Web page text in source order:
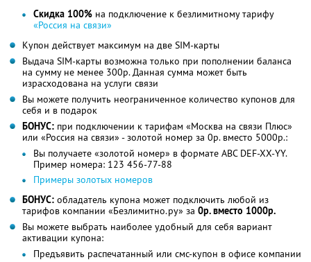
Скидка 100% на подключение к безлимитному тарифу
«Россия на связи»
Купон действует максимум на две SIM-карты
Выдача SIM-карты возможна только при пополнении баланса
на сумму не менее 300р. Данная сумма может быть
израсходована на услуги связи
Вы можете получить неограниченное количество купонов для
себя и в подарок
БОНУС: при подключении к тарифам «Москва на связи Плюс»
или «Россия на связи» - золотой номер за 0р. вместо 5000р.:
Вы получаете «золотой номер» в формате ABC DEF-XX-YY.
Пример номера: 123 456-77-88
Примеры золотых номеров
БОНУС: обладатель купона может подключить любой из
тарифов компании «Безлимитно.ру» за 0р. вместо 1000р.
Вы можете выбрать наиболее удобный для себя вариант
активации купона:
Предъявить распечатанный или смс-купон в офисе компании